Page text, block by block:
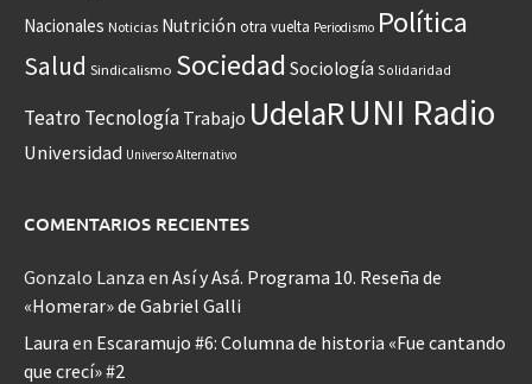
Nacionales Noticias Nutrición otra vuelta Periodismo Política
Salud Sindicalismo Sociedad Sociología Solidaridad
Teatro Tecnología Trabajo UdelaRUNI Radio
Universidad Universo Alternativo
COMENTARIOS RECIENTES
Gonzalo Lanza en Así y Asá. Programa 10. Reseña de
«Homerar» de Gabriel Galli
Laura en Escaramujo #6: Columna de historia «Fue cantando
que crecí» #2